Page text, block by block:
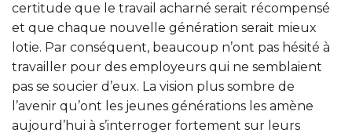
certitude que le travail acharné serait récompensé
et que chaque nouvelle génération serait mieux
lotie. Par conséquent, beaucoup n’ont pas hésité à
travailler pour des employeurs qui ne semblaient
pas se soucier d’eux. La vision plus sombre de
l’avenir qu’ont les jeunes générations les amène
aujourd’hui à s’interroger fortement sur leurs